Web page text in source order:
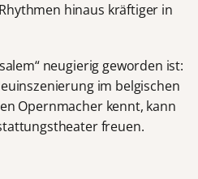
hinaus kräftiger in
neugierig geworden ist:
im belgischen
Opernmacher kennt, kann
freuen.